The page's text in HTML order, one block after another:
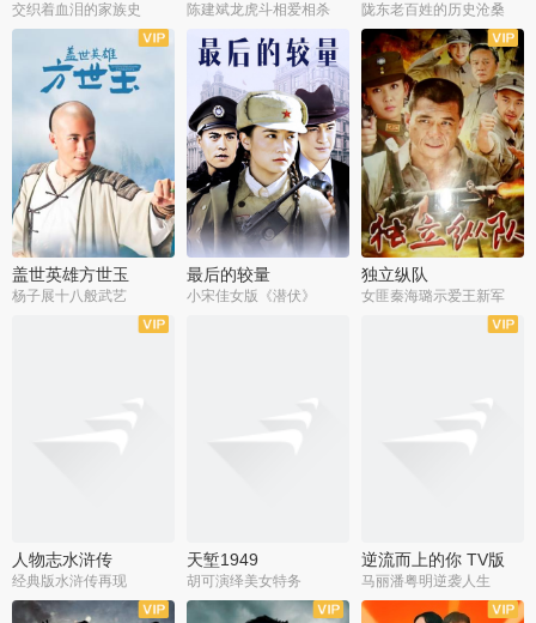
交织着血泪的家族史 陈建斌龙虎斗相爱相杀
陇东老百姓的历史沧桑
全36集
盖世英雄方世玉
杨子展十八般武艺
全28集
最后的较量
小宋佳女版《潜伏》
全44集
独立纵队
女匪秦海璐示爱王新军
人物志水浒传
经典版水浒传再现
天堑1949
胡可演绎美女特务
逆流而上的你 TV版
马丽潘粤明逆袭人生
全34集
全21集 全35集